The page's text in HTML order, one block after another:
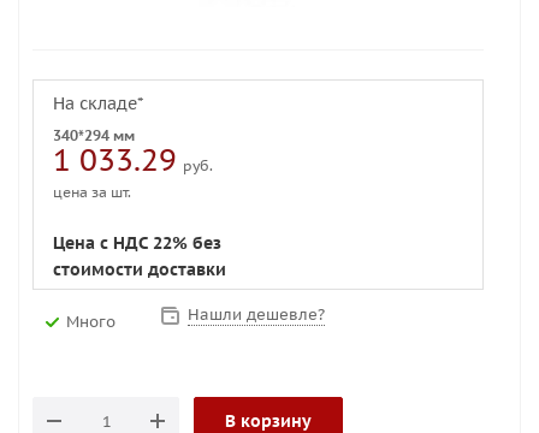
На складе*
340*294 мм
1 033.29 руб.
цена за шт.
Цена с НДС 22% без
стоимости доставки
Много Нашли дешевле?
В корзину